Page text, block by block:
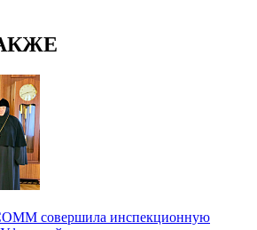
совершила инспекционную